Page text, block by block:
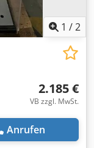
1 /2
2.185 €
VB zzgl. MwSt.
Anrufen